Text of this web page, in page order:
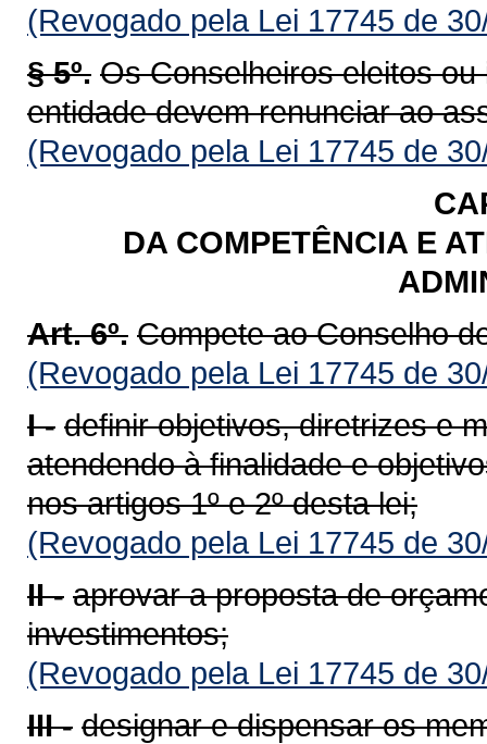
(Revogado pela Lei 17745 de
§ 5º. Os Conselheiros eleitos
entidade devem renunciar ao
(Revogado pela Lei 17745 de
DA COMPETÊNCIA E
Art. 6º. Compete ao Conselho
(Revogado pela Lei 17745 de
I - definir objetivos, diretrizes e
atendendo à finalidade e
nos artigos 1º e 2º desta lei;
(Revogado pela Lei 17745 de
II - aprovar a proposta de
investimentos;
(Revogado pela Lei 17745 de
III - designar e dispensar os